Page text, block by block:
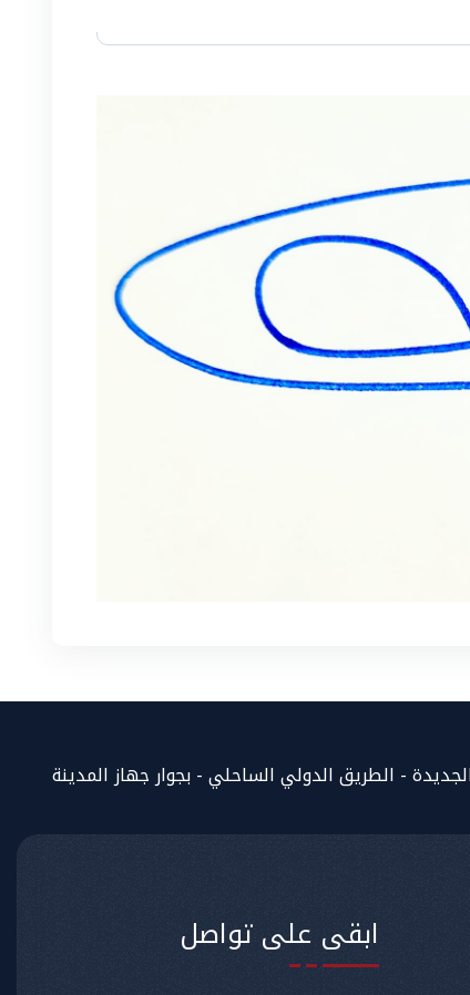
- الطريق الدولي الساحلي - بجوار جهاز المدينة
ابقى على تواصل
المساعد الذكي (NMU)